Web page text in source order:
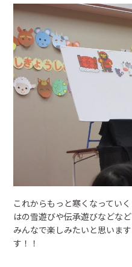
概要
アクセス
お
月曜日～金
お
webからの
24時
これからもっと寒くなってい
はの雪遊びや伝承遊びなどな
みんなで楽しみたいと思います
す！！